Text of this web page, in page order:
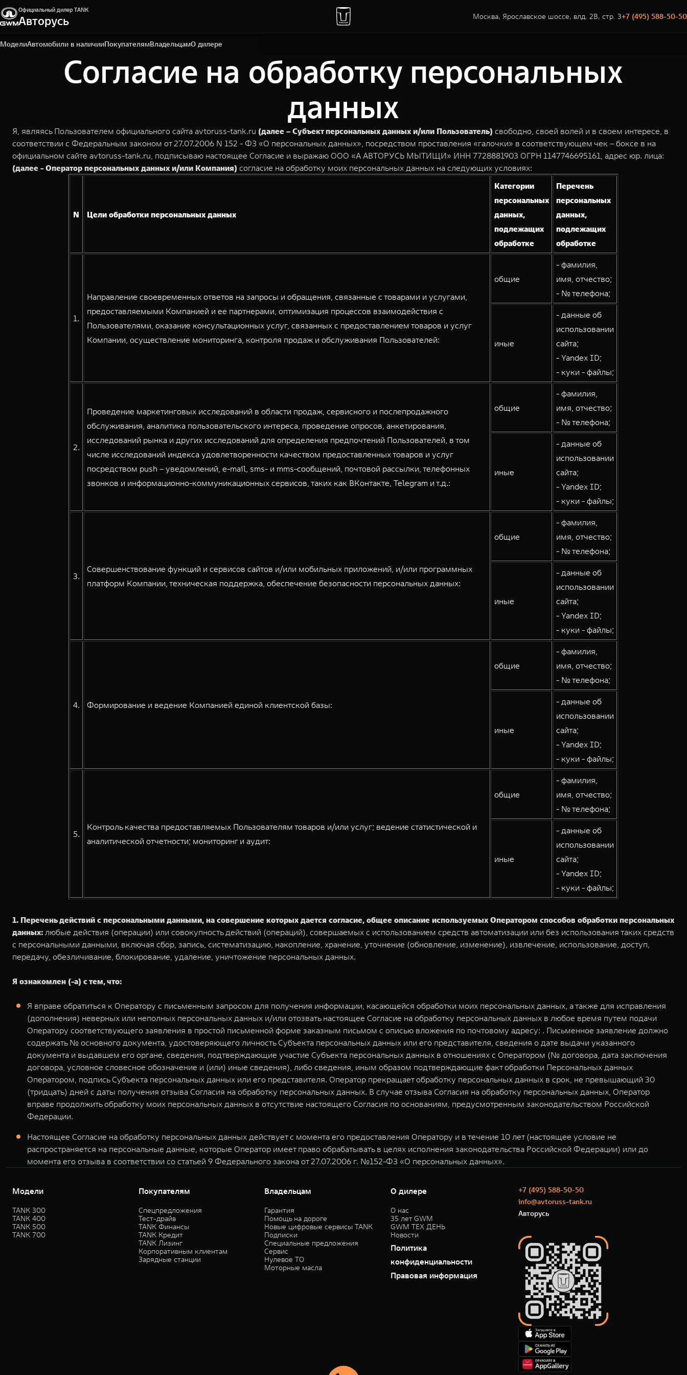
Официальный дилер TANK
Авторусь Москва, Ярославское шоссе, влд. 2В, стр. 3+7 (495) 588-50-50
МоделиАвтомобили в наличииПокупателямВладельцамО дилере
Москва, Ярославское шоссе, влд. 2В, стр. 3
+7 (495) 588-50-50
Согласие на обработку персональных
данных
Я, являясь Пользователем официального сайта avtoruss-tank.ru (далее – Субъект персональных данных и/или Пользователь) свободно, своей волей и в своем интересе, в
соответствии с Федеральным законом от 27.07.2006 N 152 - ФЗ «О персональных данных», посредством проставления «галочки» в соответствующем чек – боксе в на
официальном сайте avtoruss-tank.ru, подписываю настоящее Согласие и выражаю ООО «А АВТОРУСЬ МЫТИЩИ» ИНН 7728881903 ОГРН 1147746695161, адрес юр. лица:
(далее - Оператор персональных данных и/или Компания) согласие на обработку моих персональных данных на следующих условиях:
N Цели обработки персональных данных
Категории
персональных
данных,
подлежащих
обработке
Перечень
персональных
данных,
подлежащих
обработке
1.
Направление своевременных ответов на запросы и обращения, связанные с товарами и услугами,
предоставляемыми Компанией и ее партнерами, оптимизация процессов взаимодействия с
Пользователями, оказание консультационных услуг, связанных с предоставлением товаров и услуг
Компании, осуществление мониторинга, контроля продаж и обслуживания Пользователей:
общие
- фамилия,
имя, отчество;
- № телефона;
иные
- данные об
использовании
сайта;
- Yandex ID;
- куки - файлы;
2.
Проведение маркетинговых исследований в области продаж, сервисного и послепродажного
обслуживания, аналитика пользовательского интереса, проведение опросов, анкетирования,
исследований рынка и других исследований для определения предпочтений Пользователей, в том
числе исследований индекса удовлетворенности качеством предоставленных товаров и услуг
посредством push – уведомлений, e-mail, sms- и mms-сообщений, почтовой рассылки, телефонных
звонков и информационно-коммуникационных сервисов, таких как ВКонтакте, Telegram и т.д.:
общие
- фамилия,
имя, отчество;
- № телефона;
иные
- данные об
использовании
сайта;
- Yandex ID;
- куки - файлы;
3.
Совершенствование функций и сервисов сайтов и/или мобильных приложений, и/или программных
платформ Компании, техническая поддержка, обеспечение безопасности персональных данных:
общие
- фамилия,
имя, отчество;
- № телефона;
иные
- данные об
использовании
сайта;
- Yandex ID;
- куки - файлы;
4. Формирование и ведение Компанией единой клиентской базы:
общие
- фамилия,
имя, отчество;
- № телефона;
иные
- данные об
использовании
сайта;
- Yandex ID;
- куки - файлы;
5.
Контроль качества предоставляемых Пользователям товаров и/или услуг; ведение статистической и
аналитической отчетности; мониторинг и аудит:
общие
- фамилия,
имя, отчество;
- № телефона;
иные
- данные об
использовании
сайта;
- Yandex ID;
- куки - файлы;
1. Перечень действий с персональными данными, на совершение которых дается согласие, общее описание используемых Оператором способов обработки персональных
данных: любые действия (операции) или совокупность действий (операций), совершаемых с использованием средств автоматизации или без использования таких средств
с персональными данными, включая сбор, запись, систематизацию, накопление, хранение, уточнение (обновление, изменение), извлечение, использование, доступ,
передачу, обезличивание, блокирование, удаление, уничтожение персональных данных.
Я ознакомлен (-а) с тем, что:
Я вправе обратиться к Оператору с письменным запросом для получения информации, касающейся обработки моих персональных данных, а также для исправления
(дополнения) неверных или неполных персональных данных и/или отозвать настоящее Согласие на обработку персональных данных в любое время путем подачи
Оператору соответствующего заявления в простой письменной форме заказным письмом с описью вложения по почтовому адресу: . Письменное заявление должно
содержать № основного документа, удостоверяющего личность Субъекта персональных данных или его представителя, сведения о дате выдачи указанного
документа и выдавшем его органе, сведения, подтверждающие участие Субъекта персональных данных в отношениях с Оператором (№ договора, дата заключения
договора, условное словесное обозначение и (или) иные сведения), либо сведения, иным образом подтверждающие факт обработки Персональных данных
Оператором, подпись Субъекта персональных данных или его представителя. Оператор прекращает обработку персональных данных в срок, не превышающий 30
(тридцать) дней с даты получения отзыва Согласия на обработку персональных данных. В случае отзыва Согласия на обработку персональных данных, Оператор
вправе продолжить обработку моих персональных данных в отсутствие настоящего Согласия по основаниям, предусмотренным законодательством Российской
Федерации.
Настоящее Согласие на обработку персональных данных действует с момента его предоставления Оператору и в течение 10 лет (настоящее условие не
распространяется на персональные данные, которые Оператор имеет право обрабатывать в целях исполнения законодательства Российской Федерации) или до
момента его отзыва в соответствии со статьей 9 Федерального закона от 27.07.2006 г. №152-ФЗ «О персональных данных».
Модели
TANK 300
TANK 400
TANK 500
TANK 700
Покупателям
Спецпредложения
Тест-драйв
TANK Финансы
TANK Кредит
TANK Лизинг
Корпоративным клиентам
Зарядные станции
Владельцам
Гарантия
Помощь на дороге
Новые цифровые сервисы TANK
Подписки
Специальные предложения
Сервис
Нулевое ТО
Моторные масла
О дилере
О нас
35 лет GWM
GWM ТЕХ ДЕНЬ
Новости
Политика
конфиденциальности
Правовая информация
+7 (495) 588-50-50
info@avtoruss-tank.ru
Авторусь